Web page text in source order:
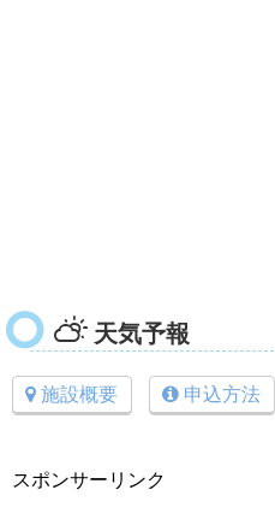
天気予報
施設概要 申込方法
スポンサーリンク